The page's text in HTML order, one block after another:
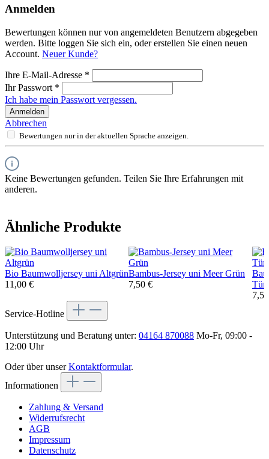
Anmelden
Bewertungen können nur von angemeldeten Benutzern abgegeben
werden. Bitte loggen Sie sich ein, oder erstellen Sie einen neuen
Account. Neuer Kunde?
Ihre E-Mail-Adresse *
Ihr Passwort *
Ich habe mein Passwort vergessen.
Anmelden
Abbrechen
Bewertungen nur in der aktuellen Sprache anzeigen.
Keine Bewertungen gefunden. Teilen Sie Ihre Erfahrungen mit
anderen.
Ähnliche Produkte
Bio Baumwolljersey uni Altgrün
11,00 €
Bambus-Jersey uni Meer Grün
7,50 €
Service-Hotline
Unterstützung und Beratung unter: 04164 870088 Mo-Fr, 09:00 -
12:00 Uhr
Oder über unserKontaktformular.
Informationen
Zahlung & Versand
Widerrufsrecht
AGB
Impressum
Datenschutz